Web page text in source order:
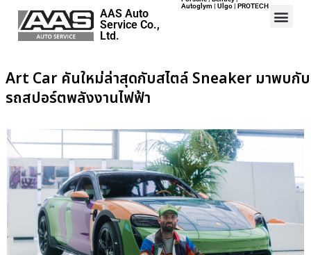
Events
Contact
About Us
AAS Auto
Service Co.,
Ltd.
Autoglym | Ulgo | PROTECH
Art Car คันใหม่ล่าสุดกับสไตล์ Sneaker มาพบกับ
รถสปอร์ตพลังงานไฟฟ้า